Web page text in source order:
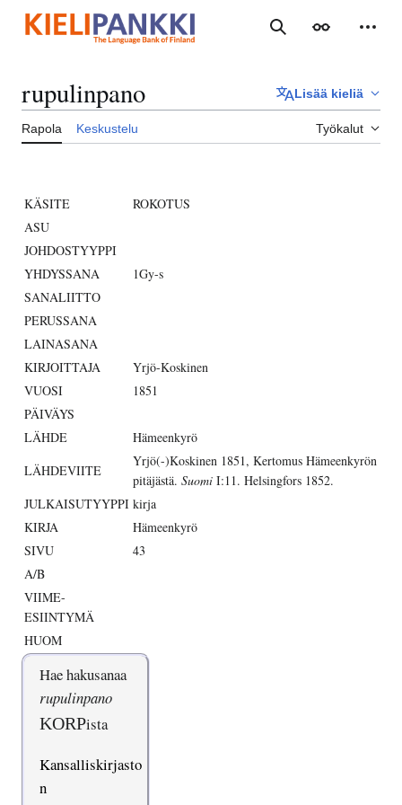
sisältöön
Haku Ulkoasu
rupulinpano Lisää kieliä
Rapola Keskustelu Työkalut
KÄSITE
ROKOTUS
ASU
JOHDOSTYYPPI
YHDYSSANA
1Gy-s
SANALIITTO
PERUSSANA
LAINASANA
KIRJOITTAJA
Yrjö-Koskinen
VUOSI
1851
PÄIVÄYS
LÄHDE
Hämeenkyrö
LÄHDEVIITE
Yrjö(-)Koskinen 1851, Kertomus Hämeenkyrön
pitäjästä. Suomi I:11. Helsingfors 1852.
JULKAISUTYYPPI kirja
KIRJA
Hämeenkyrö
SIVU
43
A/B
VIIME-
ESIINTYMÄ
HUOM
Hae hakusanaa
rupulinpano
KORPista
Kansalliskirjasto
n